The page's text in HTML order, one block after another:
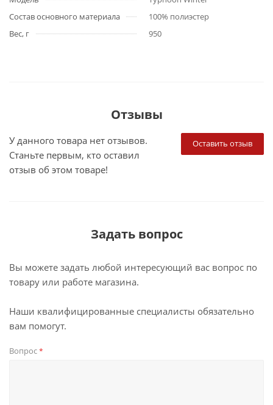
Состав основного материала
100% полиэстер
Вес, г
950
Отзывы
Оставить отзыв
У данного товара нет отзывов.
Станьте первым, кто оставил
отзыв об этом товаре!
Задать вопрос
Вы можете задать любой интересующий вас вопрос по
товару или работе магазина.
Наши квалифицированные специалисты обязательно
вам помогут.
Вопрос*